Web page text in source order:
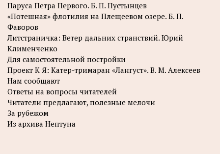
Паруса Петра Первого. Б. П. Пустынцев
«Потешная» флотилия на Плещеевом озере. Б. П.
Фаворов
Литстраничка: Ветер дальних странствий. Юрий
Клименченко
Для самостоятельной постройки
Проект К Я: Катер-тримаран «Лангуст». В. М. Алексеев
Нам сообщают
Ответы на вопросы читателей
Читатели предлагают, полезные мелочи
За рубежом
Из архива Нептуна